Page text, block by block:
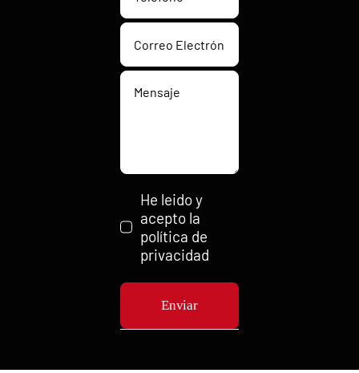
He leido y
acepto la
política de
privacidad
Enviar